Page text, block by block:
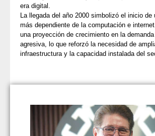
era digital.
La llegada del año 2000 simbolizó el inicio de
más dependiente de la computación e
una proyección de crecimiento en la
agresiva, lo que reforzó la necesidad de
infraestructura y la capacidad instalada del